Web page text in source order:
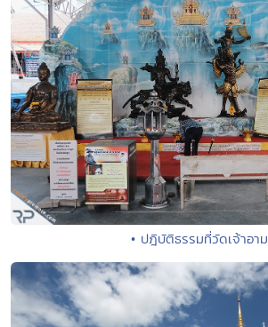
• ปฎิบัติธรรมที่วัดเจ้าอาม